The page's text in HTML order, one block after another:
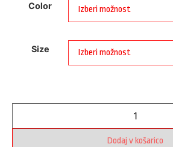
Color
Size
Dodaj v košarico